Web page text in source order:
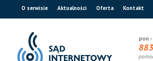
O serwisie Aktualności Oferta Kontakt